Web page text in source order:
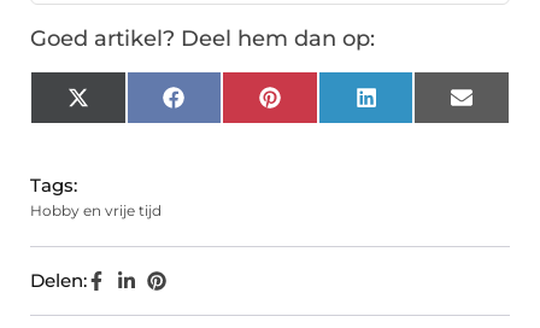
Goed artikel? Deel hem dan op:
X
(Twitter)
FacebookPinterest LinkedIn Email
Tags:
Hobby en vrije tijd
Delen: